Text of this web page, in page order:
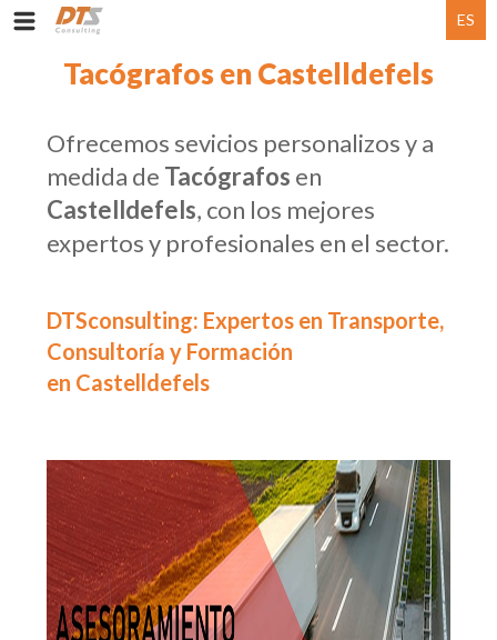
ES
Tacógrafos en Castelldefels
Ofrecemos sevicios personalizos y a
medida de Tacógrafos en
Castelldefels, con los mejores
expertos y profesionales en el sector.
DTSconsulting: Expertos en Transporte,
Consultoría y Formación
en Castelldefels